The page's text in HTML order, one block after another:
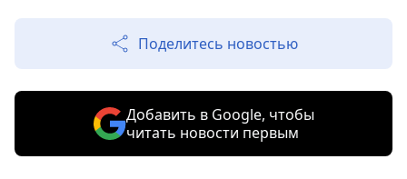
Поделитесь новостью
Добавить в Google, чтобы
читать новости первым